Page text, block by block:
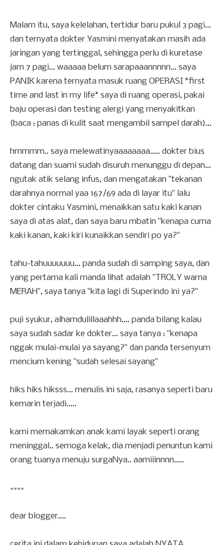
Malam itu, saya kelelahan, tertidur baru pukul 3 pagi...
dan ternyata dokter Yasmini menyatakan masih ada
jaringan yang tertinggal, sehingga perlu di kuretase
jam 7 pagi... waaaaa belum sarapaaannnnn... saya
PANIK karena ternyata masuk ruang OPERASI *first
time and last in my life* saya di ruang operasi, pakai
baju operasi dan testing alergi yang menyakitkan
(baca : panas di kulit saat mengambil sampel darah)...
hmmmm.. saya melewatinyaaaaaaaa..... dokter bius
datang dan suami sudah disuruh menunggu di depan...
ngutak atik selang infus, dan mengatakan "tekanan
darahnya normal yaa 167/69 ada di layar itu" lalu
dokter cintaku Yasmini, menaikkan satu kaki kanan
saya di atas alat, dan saya baru mbatin "kenapa cuma
kaki kanan, kaki kiri kunaikkan sendiri po ya?"
tahu-tahuuuuuuu... panda sudah di samping saya, dan
yang pertama kali manda lihat adalah "TROLY warna
MERAH", saya tanya "kita lagi di Superindo ini ya?"
puji syukur, alhamdulillaaahhh.... panda bilang kalau
saya sudah sadar ke dokter... saya tanya : "kenapa
nggak mulai-mulai ya sayang?" dan panda tersenyum
mencium kening "sudah selesai sayang"
hiks hiks hiksss... menulis ini saja, rasanya seperti baru
kemarin terjadi.....
kami memakamkan anak kami layak seperti orang
meninggal.. semoga kelak, dia menjadi penuntun kami
orang tuanya menuju surgaNya.. aamiiinnnn.....
====
dear blogger....